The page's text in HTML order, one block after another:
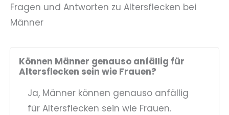
Fragen und Antworten zu Altersflecken bei
Männer
Können Männer genauso anfällig für
Altersflecken sein wie Frauen?
Ja, Männer können genauso anfällig
für Altersflecken sein wie Frauen.